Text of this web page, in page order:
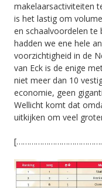
makelaarsactiviteiten
is het lastig om
en schaalvoordelen te
hadden we ene hele
voorzichtigheid in de
van Eck is de enige
niet meer dan 10
economie, geen
Wellicht komt dat
uitkijken om veel